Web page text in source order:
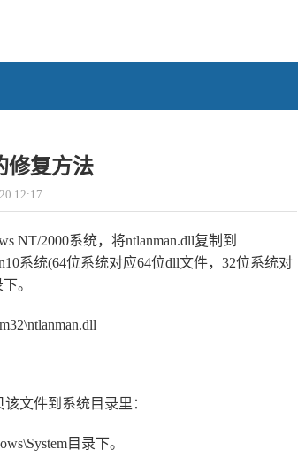
修复方法
12:17
NT/2000系统，将ntlanman.dll复制到
系统(64位系统对应64位dll文件，32位系统对
。
文件到系统目录里：
目录下。